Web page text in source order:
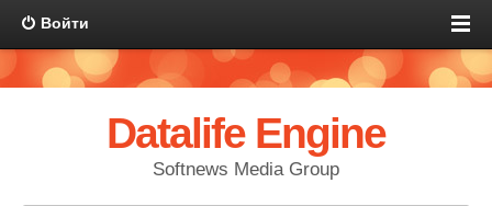
Войти
Datalife Engine
Softnews Media Group